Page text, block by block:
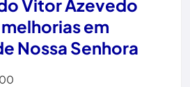
Vitor Azevedo
em
Nossa Senhora